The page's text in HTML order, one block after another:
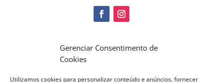
Gerenciar Consentimento de
Cookies
Utilizamos cookies para personalizar conteúdo e anúncios, fornecer
Politica de Cookies